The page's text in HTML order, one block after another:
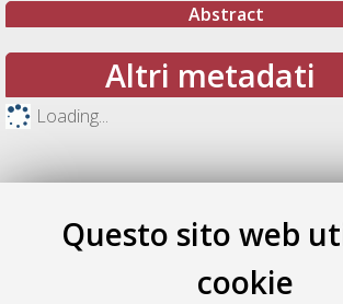
Questo sito web
cookie
Abstract
Altri metadati
Loading...